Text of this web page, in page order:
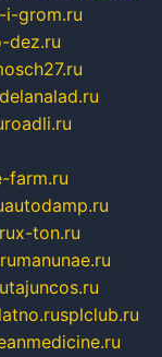
grom.ru
dez.ru
delanalad.ru
roadli.ru
farm.ru
autodamp.ru
x-ton.ru
manunae.ru
tajuncos.ru
splclub.ru